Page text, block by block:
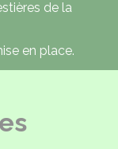
de la
en place.